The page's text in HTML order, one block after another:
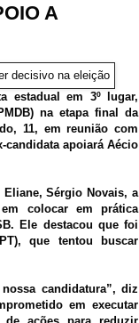
A
estadual em 3º lugar,
na etapa final da
11, em reunião com
candidata apoiará Aécio
Sérgio Novais, a
colocar em prática
Ele destacou que foi
que tentou buscar
candidatura”, diz
em executar